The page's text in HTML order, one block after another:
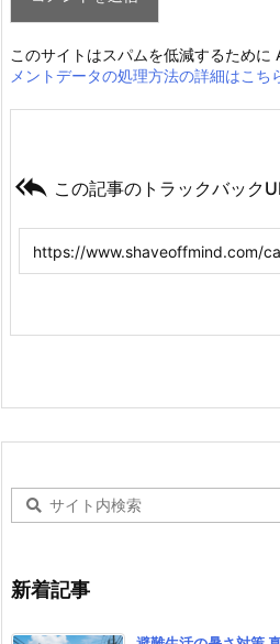
このサイトはスパムを低減するために
メントデータの処理方法の詳細はこち
 この記事のトラックバック
新着記事